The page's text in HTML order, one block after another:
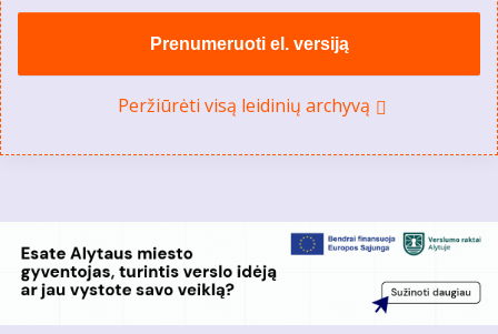
Prenumeruoti el. versiją
Peržiūrėti visą leidinių archyvą